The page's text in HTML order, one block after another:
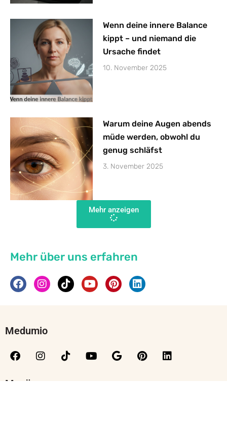
Wenn deine innere Balance
kippt – und niemand die
Ursache findet
10. November 2025
Warum deine Augen abends
müde werden, obwohl du
genug schläfst
3. November 2025
Mehr anzeigen
Mehr über uns erfahren
Medumio
Menü